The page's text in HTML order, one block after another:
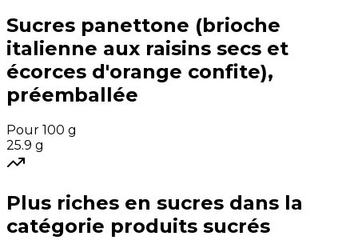
Sucres panettone (brioche
italienne aux raisins secs et
écorces d'orange confite),
préemballée
Pour 100 g
25.9 g
Plus riches en sucres dans la
catégorie produits sucrés